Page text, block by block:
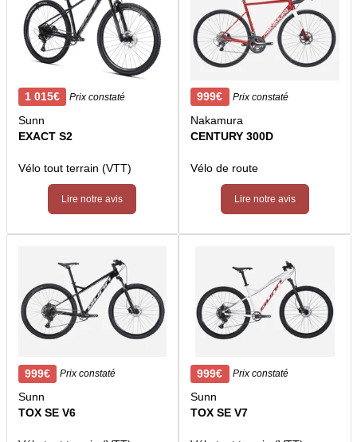
1 015€ Prix constaté
Sunn
EXACT S2
Vélo tout terrain (VTT)
Lire notre avis
999€ Prix constaté
Nakamura
CENTURY 300D
Vélo de route
Lire notre avis
999€ Prix constaté
Sunn
TOX SE V6
999€ Prix constaté
Sunn
TOX SE V7